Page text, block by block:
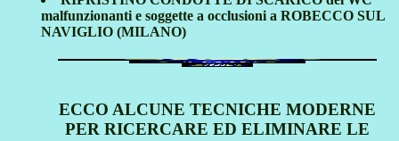
malfunzionanti e soggette a occlusioni a ROBECCO SUL
NAVIGLIO (MILANO)
ECCO ALCUNE TECNICHE MODERNE
PER RICERCARE ED ELIMINARE LE